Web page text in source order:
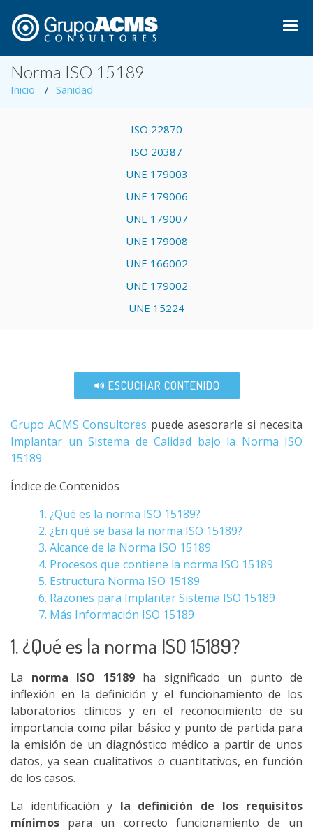
Norma ISO 15189
Inicio Sanidad
ISO 22870
ISO 20387
UNE 179003
UNE 179006
UNE 179007
UNE 179008
UNE 166002
UNE 179002
UNE 15224
ESCUCHAR CONTENIDO
Grupo ACMS Consultores puede asesorarle si necesita
Implantar un Sistema de Calidad bajo la Norma ISO
15189
Índice de Contenidos
1. ¿Qué es la norma ISO 15189?
2. ¿En qué se basa la norma ISO 15189?
3. Alcance de la Norma ISO 15189
4. Procesos que contiene la norma ISO 15189
5. Estructura Norma ISO 15189
6. Razones para Implantar Sistema ISO 15189
7. Más Información ISO 15189
1. ¿Qué es la norma ISO 15189?
La norma ISO 15189ha significado un punto de
inflexión en la definición y el funcionamiento de los
laboratorios clínicos y en el reconocimiento de su
importancia como pilar básico y punto de partida para
la emisión de un diagnóstico médico a partir de unos
datos, ya sean cualitativos o cuantitativos, en función
de los casos.
La identificación y la definición de los requisitos
mínimos para un correcto funcionamiento de un